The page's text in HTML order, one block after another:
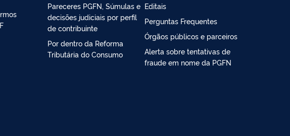
Pareceres PGFN, Súmulas e
decisões judiciais por perfil
de contribuinte
Por dentro da Reforma
Tributária do Consumo
Editais
Perguntas Frequentes
Órgãos públicos e parceiros
Alerta sobre tentativas de
fraude em nome da PGFN